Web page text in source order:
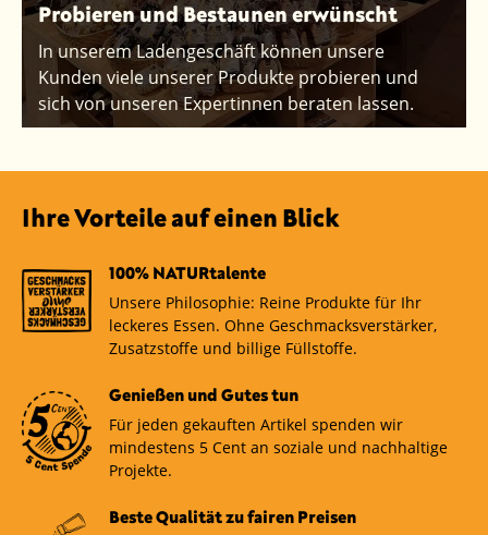
Probieren und Bestaunen erwünscht
In unserem Ladengeschäft können unsere
Kunden viele unserer Produkte probieren und
sich von unseren Expertinnen beraten lassen.
Ihre Vorteile auf einen Blick
100% NATURtalente
Unsere Philosophie: Reine Produkte für Ihr
leckeres Essen. Ohne Geschmacksverstärker,
Zusatzstoffe und billige Füllstoffe.
Genießen und Gutes tun
Für jeden gekauften Artikel spenden wir
mindestens 5 Cent an soziale und nachhaltige
Projekte.
Beste Qualität zu fairen Preisen